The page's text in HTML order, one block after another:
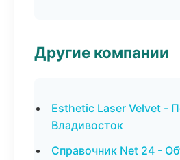
Другие компании
Esthetic Laser Velvet -
Владивосток
Справочник Net 24 -